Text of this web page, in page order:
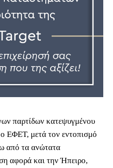
παρτίδων κατεψυγμένου
ΕΦΕΤ, μετά τον εντοπισμό
από τα ανώτατα
αφορά και την Ήπειρο,